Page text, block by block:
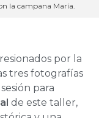
la campana María.
por la
tres fotografías
para
de este taller,